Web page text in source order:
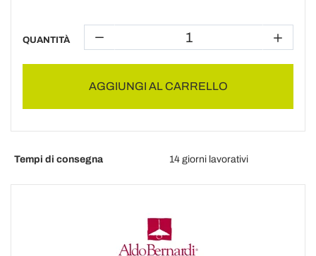
QUANTITÀ
AGGIUNGI AL CARRELLO
Tempi di consegna 14 giorni lavorativi